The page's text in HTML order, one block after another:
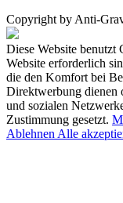
Copyright by Anti-
Diese Website benutzt
Website erforderlich
die den Komfort bei
Direktwerbung dienen
und sozialen
Zustimmung gesetzt.
Ablehnen Alle